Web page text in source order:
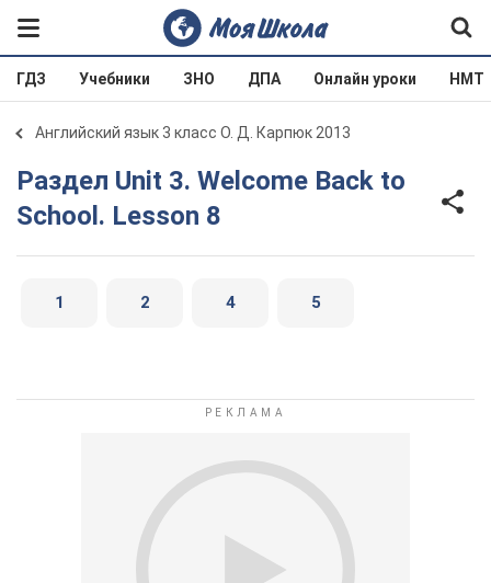
ГДЗ Учебники ЗНО ДПА Онлайн уроки НМТ
Английский язык 3 класс О. Д. Карпюк 2013
Раздел Unit 3. Welcome Back to
School. Lesson 8
1 2 4 5